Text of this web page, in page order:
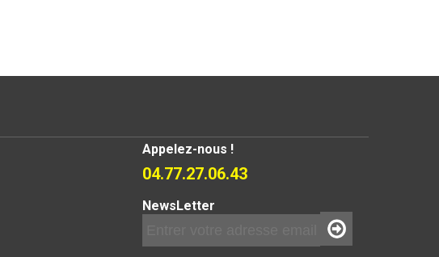
Appelez-nous !
04.77.27.06.43
NewsLetter